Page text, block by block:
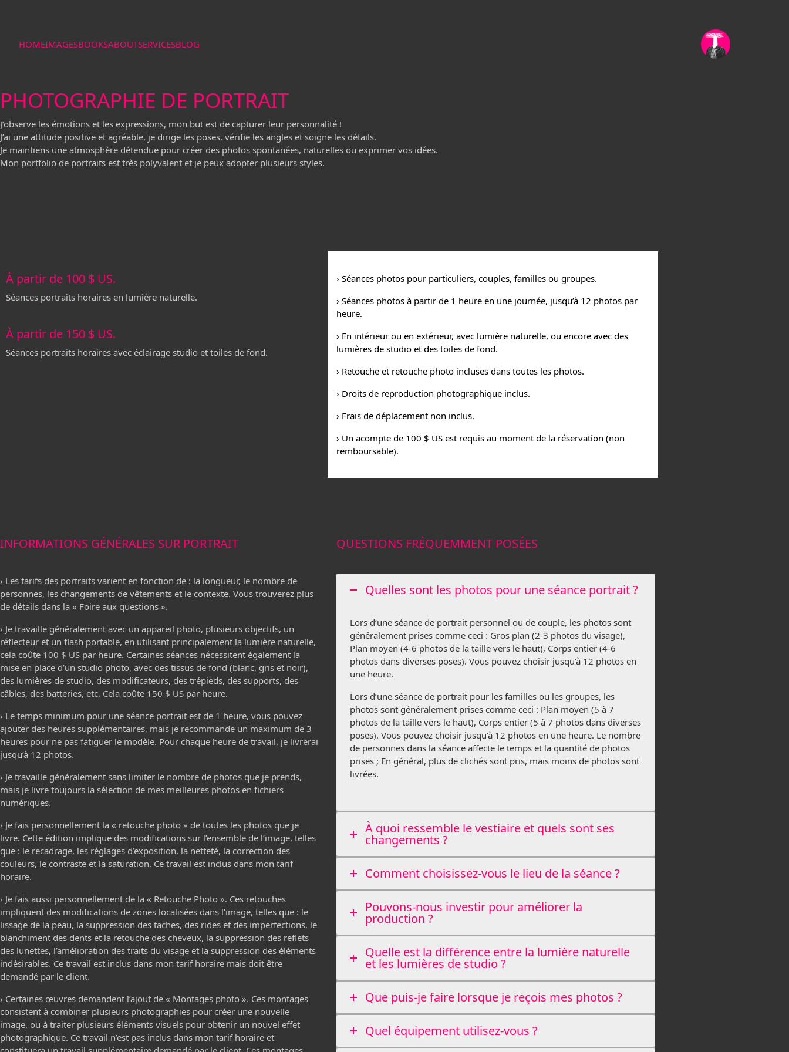
HOMEIMAGESBOOKSABOUTSERVICESBLOG
PHOTOGRAPHIE DE PORTRAIT
J’observe les émotions et les expressions, mon but est de capturer leur personnalité !
J’ai une attitude positive et agréable, je dirige les poses, vérifie les angles et soigne les détails.
Je maintiens une atmosphère détendue pour créer des photos spontanées, naturelles ou exprimer vos idées.
Mon portfolio de portraits est très polyvalent et je peux adopter plusieurs styles.
À partir de 100 $ US.
Séances portraits horaires en lumière naturelle.
À partir de 150 $ US.
Séances portraits horaires avec éclairage studio et toiles de fond.
› Séances photos pour particuliers, couples, familles ou groupes.
› Séances photos à partir de 1 heure en une journée, jusqu’à 12 photos par
heure.
› En intérieur ou en extérieur, avec lumière naturelle, ou encore avec des
lumières de studio et des toiles de fond.
› Retouche et retouche photo incluses dans toutes les photos.
› Droits de reproduction photographique inclus.
› Frais de déplacement non inclus.
› Un acompte de 100 $ US est requis au moment de la réservation (non
remboursable).
INFORMATIONS GÉNÉRALES SUR PORTRAIT
› Les tarifs des portraits varient en fonction de : la longueur, le nombre de
personnes, les changements de vêtements et le contexte. Vous trouverez plus
de détails dans la « Foire aux questions ».
› Je travaille généralement avec un appareil photo, plusieurs objectifs, un
réflecteur et un flash portable, en utilisant principalement la lumière naturelle,
cela coûte 100 $ US par heure. Certaines séances nécessitent également la
mise en place d’un studio photo, avec des tissus de fond (blanc, gris et noir),
des lumières de studio, des modificateurs, des trépieds, des supports, des
câbles, des batteries, etc. Cela coûte 150 $ US par heure.
› Le temps minimum pour une séance portrait est de 1 heure, vous pouvez
ajouter des heures supplémentaires, mais je recommande un maximum de 3
heures pour ne pas fatiguer le modèle. Pour chaque heure de travail, je livrerai
jusqu’à 12 photos.
› Je travaille généralement sans limiter le nombre de photos que je prends,
mais je livre toujours la sélection de mes meilleures photos en fichiers
numériques.
› Je fais personnellement la « retouche photo » de toutes les photos que je
livre. Cette édition implique des modifications sur l’ensemble de l’image, telles
que : le recadrage, les réglages d’exposition, la netteté, la correction des
couleurs, le contraste et la saturation. Ce travail est inclus dans mon tarif
horaire.
› Je fais aussi personnellement de la « Retouche Photo ». Ces retouches
impliquent des modifications de zones localisées dans l’image, telles que : le
lissage de la peau, la suppression des taches, des rides et des imperfections, le
blanchiment des dents et la retouche des cheveux, la suppression des reflets
des lunettes, l’amélioration des traits du visage et la suppression des éléments
indésirables. Ce travail est inclus dans mon tarif horaire mais doit être
demandé par le client.
› Certaines œuvres demandent l’ajout de « Montages photo ». Ces montages
consistent à combiner plusieurs photographies pour créer une nouvelle
image, ou à traiter plusieurs éléments visuels pour obtenir un nouvel effet
photographique. Ce travail n’est pas inclus dans mon tarif horaire et
QUESTIONS FRÉQUEMMENT POSÉES
Quelles sont les photos pour une séance portrait ?
Lors d’une séance de portrait personnel ou de couple, les photos sont
généralement prises comme ceci : Gros plan (2-3 photos du visage),
Plan moyen (4-6 photos de la taille vers le haut), Corps entier (4-6
photos dans diverses poses). Vous pouvez choisir jusqu’à 12 photos en
une heure.
Lors d’une séance de portrait pour les familles ou les groupes, les
photos sont généralement prises comme ceci : Plan moyen (5 à 7
photos de la taille vers le haut), Corps entier (5 à 7 photos dans diverses
poses). Vous pouvez choisir jusqu’à 12 photos en une heure. Le nombre
de personnes dans la séance affecte le temps et la quantité de photos
prises ; En général, plus de clichés sont pris, mais moins de photos sont
livrées.
À quoi ressemble le vestiaire et quels sont ses
changements ?
Comment choisissez-vous le lieu de la séance ?
Pouvons-nous investir pour améliorer la
production ?
Quelle est la différence entre la lumière naturelle
et les lumières de studio ?
Que puis-je faire lorsque je reçois mes photos ?
Quel équipement utilisez-vous ?